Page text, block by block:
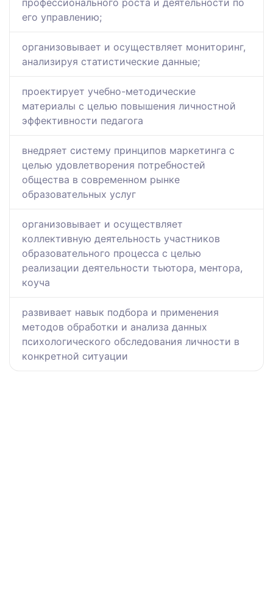
профессионального роста и деятельности по
его управлению;
организовывает и осуществляет мониторинг,
анализируя статистические данные;
проектирует учебно-методические
материалы с целью повышения личностной
эффективности педагога
внедряет систему принципов маркетинга с
целью удовлетворения потребностей
общества в современном рынке
образовательных услуг
организовывает и осуществляет
коллективную деятельность участников
образовательного процесса с целью
реализации деятельности тьютора, ментора,
коуча
развивает навык подбора и применения
методов обработки и анализа данных
психологического обследования личности в
конкретной ситуации